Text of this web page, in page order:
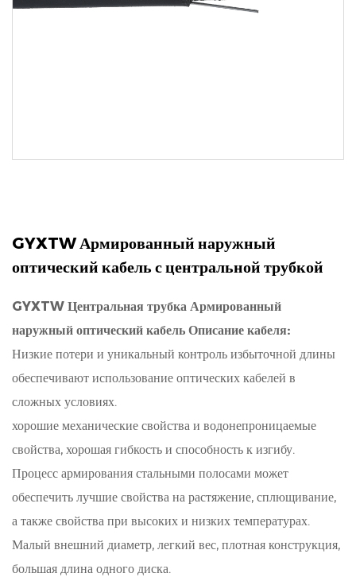
GYXTW Армированный наружный
оптический кабель с центральной трубкой
GYXTW Центральная трубка Армированный
наружный оптический кабель Описание кабеля:
Низкие потери и уникальный контроль избыточной длины
обеспечивают использование оптических кабелей в
сложных условиях.
хорошие механические свойства и водонепроницаемые
свойства, хорошая гибкость и способность к изгибу.
Процесс армирования стальными полосами может
обеспечить лучшие свойства на растяжение, сплющивание,
а также свойства при высоких и низких температурах.
Малый внешний диаметр, легкий вес, плотная конструкция,
большая длина одного диска.